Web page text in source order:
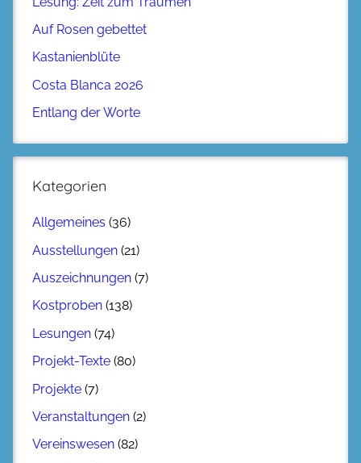
Auf Rosen gebettet
Kastanienblüte
Costa Blanca 2026
Entlang der Worte
Kategorien
Allgemeines (36)
Ausstellungen (21)
Auszeichnungen (7)
Kostproben (138)
Lesungen (74)
Projekt-Texte (80)
Projekte (7)
Veranstaltungen (2)
Vereinswesen (82)